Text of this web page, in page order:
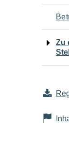
Zu